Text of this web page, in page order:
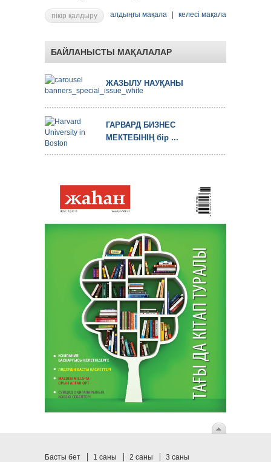
пікір қалдыру алдыңғы мақала | келесі мақала
БАЙЛАНЫСТЫ МАҚАЛАЛАР
ЖАЗЫЛУ НАУҚАНЫ
ГАРВАРД БИЗНЕС
МЕКТЕБІНІҢ бір ...
Басты бет 1 саны 2 саны 3 саны